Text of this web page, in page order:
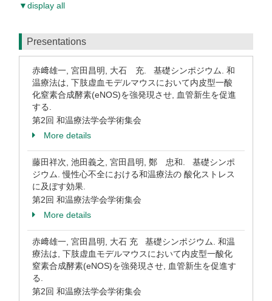
▼display all
Presentations
赤﨑雄一, 宮田昌明, 大石 充. 基礎シンポジウム. 和
温療法は, 下肢虚血モデルマウスにおいて内皮型一酸
化窒素合成酵素(eNOS)を強発現させ, 血管新生を促進
する.
第2回 和温療法学会学術集会
More details
藤田祥次, 池田義之, 宮田昌明, 鄭 忠和. 基礎シンポ
ジウム. 慢性心不全における和温療法の 酸化ストレス
に及ぼす効果.
第2回 和温療法学会学術集会
More details
赤﨑雄一, 宮田昌明, 大石 充 基礎シンポジウム. 和温
療法は, 下肢虚血モデルマウスにおいて内皮型一酸化
窒素合成酵素(eNOS)を強発現させ, 血管新生を促進す
る.
第2回 和温療法学会学術集会